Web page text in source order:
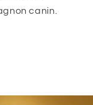
canin.